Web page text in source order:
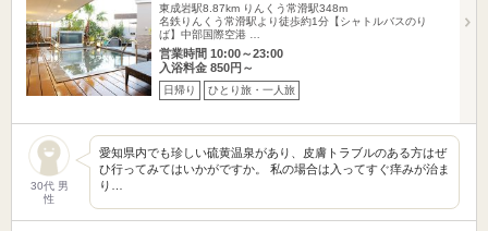
東成岩駅8.87km りんくう常滑駅348m
名鉄りんくう常滑駅より徒歩約1分【シャトルバスのり
ば】中部国際空港 …
営業時間 10:00～23:00
入浴料金 850円～
日帰り ひとり旅・一人旅
30代 男
性
愛知県内でも珍しい硫黄温泉があり、皮膚トラブルのある方はぜ
ひ行ってみてはいかがですか。 私の場合は入ってすぐ痒みが治ま
り…